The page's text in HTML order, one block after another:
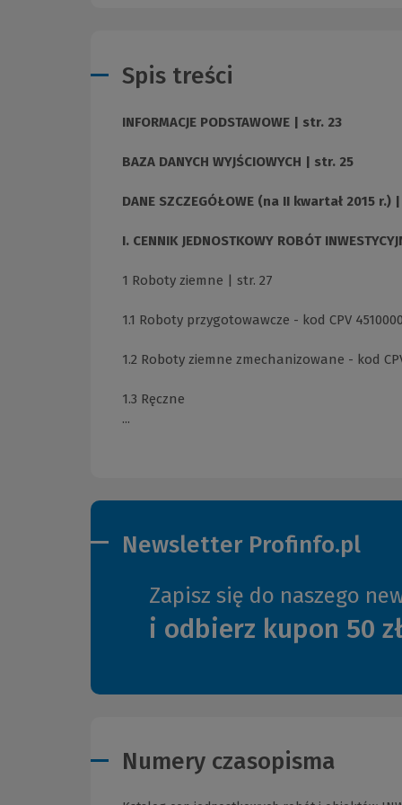
Spis treści
INFORMACJE PODSTAWOWE | str. 23
BAZA DANYCH WYJŚCIOWYCH | str. 25
DANE SZCZEGÓŁOWE (na II kwartał 2015 r.)
I. CENNIK JEDNOSTKOWY ROBÓT
1 Roboty ziemne | str. 27
1.1 Roboty przygotowawcze - kod CPV
1.2 Roboty ziemne zmechanizowane - kod
1.3 Ręczne
...
Newsletter Profinfo.pl
Zapisz się do naszego
i odbierz kupon 50
Numery czasopisma